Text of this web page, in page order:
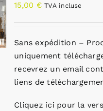
15,00 € TVA incluse
Sans expédition –
uniquement
recevrez un email
liens de
Cliquez ici pour la